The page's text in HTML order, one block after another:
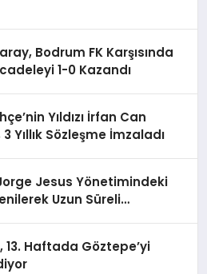
Bodrum FK Karşısında
1-0 Kazandı
Yıldızı İrfan Can
Yıllık Sözleşme İmzaladı
Jesus Yönetimindeki
Uzun Süreli
13. Haftada Göztepe’yi